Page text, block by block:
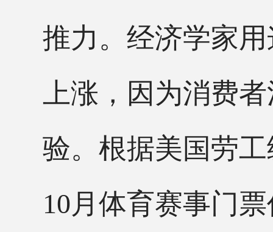
推力。经济学家
上涨，因为消费
验。根据美国劳
10月体育赛事门